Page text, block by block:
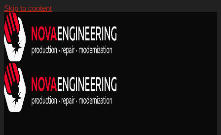
Skip to content